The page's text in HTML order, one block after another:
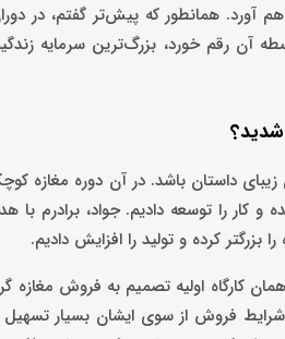
آورد. همانطور که پیش‌تر گفتم،
آن رقم خورد، بزرگ‌ترین سرمایه
داستان باشد. در آن دوره مغازه
و کار را توسعه دادیم. جواد، برادرم
بزرگتر کرده و تولید را افزایش دادیم.
کارگاه اولیه تصمیم به فروش مغازه
شرایط فروش از سوی ایشان بسیار